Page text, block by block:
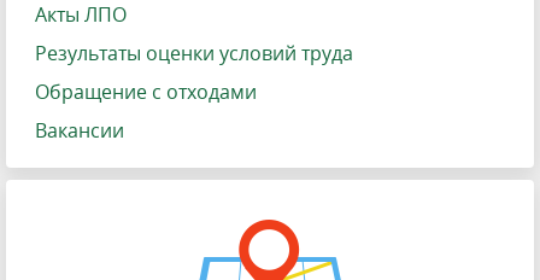
Акты ЛПО
Результаты оценки условий труда
Обращение с отходами
Вакансии